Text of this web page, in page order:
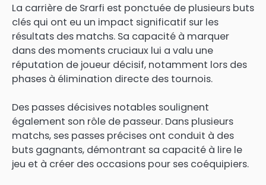
La carrière de Srarfi est ponctuée de plusieurs buts
clés qui ont eu un impact significatif sur les
résultats des matchs. Sa capacité à marquer
dans des moments cruciaux lui a valu une
réputation de joueur décisif, notamment lors des
phases à élimination directe des tournois.
Des passes décisives notables soulignent
également son rôle de passeur. Dans plusieurs
matchs, ses passes précises ont conduit à des
buts gagnants, démontrant sa capacité à lire le
jeu et à créer des occasions pour ses coéquipiers.